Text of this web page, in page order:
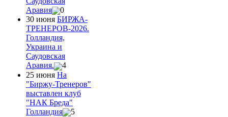
Аравия
0
30 июня БИРЖА-
ТРЕНЕРОВ-2026.
Голландия,
Украина и
Саудовская
Аравия.
4
25 июня На
"Биржу-Тренеров"
выставлен клуб
"НАК Бреда"
Голландия
5